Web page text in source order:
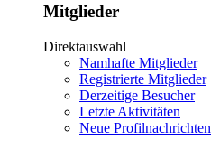
Mitglieder
Direktauswahl
Namhafte Mitglieder
Registrierte Mitglieder
Derzeitige Besucher
Letzte Aktivitäten
Neue Profilnachrichten